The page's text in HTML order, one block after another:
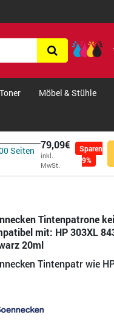
Möbel & Stühle
Seiten 79,09€
inkl.
MwSt.
Sparen
9%
Tintenpatrone
mit: HP 303XL
20ml
Tintenpatr wie